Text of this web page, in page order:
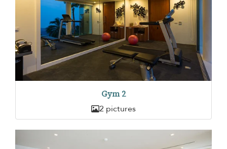
Gym 2
2 pictures